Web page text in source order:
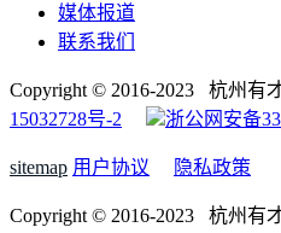
媒体报道
联系我们
Copyright © 2016-2023 杭州有
15032728号-2
浙公网安备
sitemap 用户协议 隐私政策
Copyright © 2016-2023 杭州有